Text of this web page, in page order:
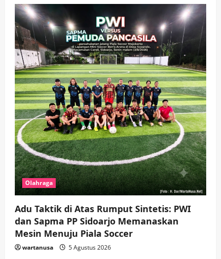
5 wartanusa 4 Agustus 2026
Olahraga
Adu Taktik di Atas Rumput Sintetis: PWI
dan Sapma PP Sidoarjo Memanaskan
Mesin Menuju Piala Soccer
wartanusa 5 Agustus 2026